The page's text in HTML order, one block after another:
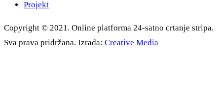
Projekt
Copyright © 2021. Online platforma 24-satno crtanje stripa.
Sva prava pridržana. Izrada: Creative Media